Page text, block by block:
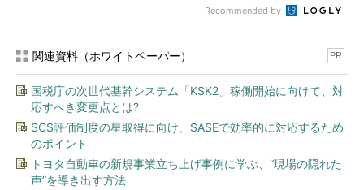
Recommended by
関連資料（ホワイトペーパー） PR
国税庁の次世代基幹システム「KSK2」稼働開始に向けて、対
応すべき変更点とは?
SCS評価制度の星取得に向け、SASEで効率的に対応するため
のポイント
トヨタ自動車の新規事業立ち上げ事例に学ぶ、“現場の隠れた
声”を導き出す方法